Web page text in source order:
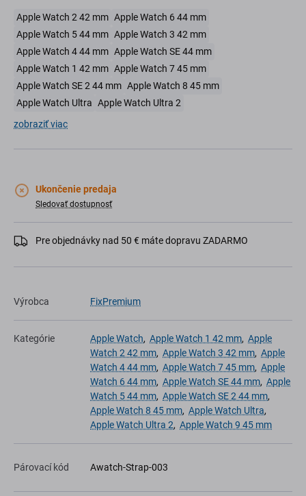
Apple Watch 2 42 mm Apple Watch 6 44 mm
Apple Watch 5 44 mm Apple Watch 3 42 mm
Apple Watch 4 44 mm Apple Watch SE 44 mm
Apple Watch 1 42 mm Apple Watch 7 45 mm
Apple Watch SE 2 44 mm Apple Watch 8 45 mm
Apple Watch Ultra Apple Watch Ultra 2
zobraziť viac
Ukončenie predaja
Sledovať dostupnosť
Pre objednávky nad 50 € máte dopravu ZADARMO
Výrobca FixPremium
Kategórie Apple Watch, Apple Watch 1 42 mm, Apple
Watch 2 42 mm, Apple Watch 3 42 mm, Apple
Watch 4 44 mm, Apple Watch 7 45 mm, Apple
Watch 6 44 mm, Apple Watch SE 44 mm, Apple
Watch 5 44 mm, Apple Watch SE 2 44 mm,
Apple Watch 8 45 mm, Apple Watch Ultra,
Apple Watch Ultra 2, Apple Watch 9 45 mm
Párovací kód Awatch-Strap-003